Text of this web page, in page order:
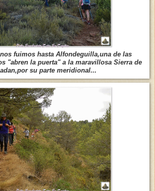
fuimos hasta Alfondeguilla,una de las
"abren la puerta" a la maravillosa Sierra de
su parte meridional...